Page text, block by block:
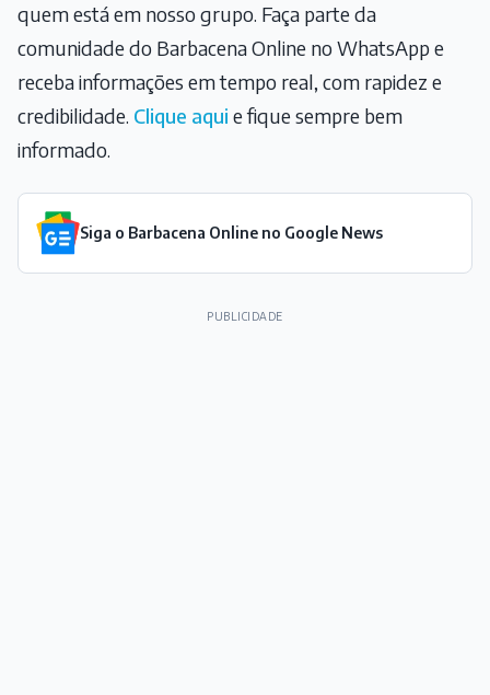
quem está em nosso grupo. Faça parte da
comunidade do Barbacena Online no WhatsApp e
receba informações em tempo real, com rapidez e
credibilidade. Clique aqui e fique sempre bem
informado.
Siga o Barbacena Online no Google News
PUBLICIDADE